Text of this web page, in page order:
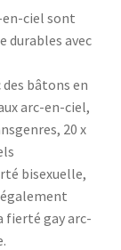
en-ciel sont
durables avec
bâtons en
arc-en-ciel,
20 x
bisexuelle,
fierté gay arc-